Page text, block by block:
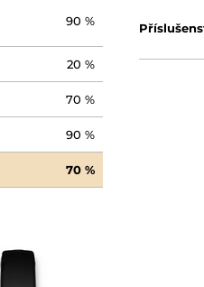
90 %
20 %
70 %
90 %
70 %